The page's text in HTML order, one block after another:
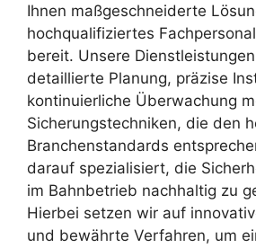
Ihnen maßgeschneiderte
hochqualifiziertes
bereit. Unsere
detaillierte Planung, präzise
kontinuierliche Überwachung
Sicherungstechniken, die den
Branchenstandards
darauf spezialisiert, die
im Bahnbetrieb nachhaltig zu
Hierbei setzen wir auf
und bewährte Verfahren, um